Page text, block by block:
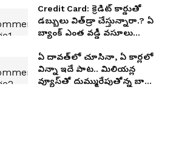
Credit Card: క్రెడిట్ కార్డుతో
డ‌బ్బులు విత్‌డ్రా చేస్తున్నారా.? ఏ
బ్యాంక్ ఎంత వ‌డ్డీ వ‌సూలు
ఏ దావత్‌లో చూసినా, ఏ కార్ల‌లో
విన్నా ఇదే పాట‌.. మిలియ‌న్ల
వ్యూస్‌తో దుమ్మురేపుతోన్న బాసింగ